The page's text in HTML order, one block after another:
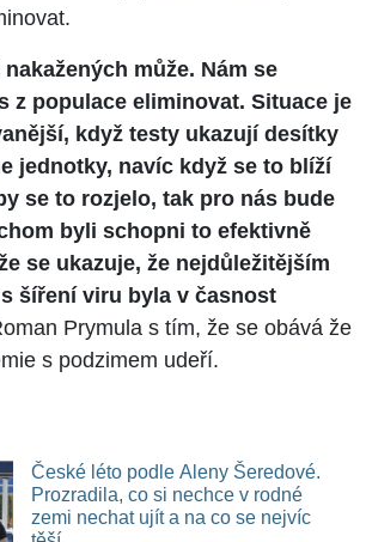
může. Nám se
z populace eliminovat. Situace je
když testy ukazují desítky
jednotky, navíc když se to blíží
se to rozjelo, tak pro nás bude
byli schopni to efektivně
se ukazuje, že nejdůležitějším
šíření viru byla v časnost
Prymula s tím, že se obává že
s podzimem udeří.
České léto podle Aleny Šeredové.
Prozradila, co si nechce v rodné
zemi nechat ujít a na co se nejvíc